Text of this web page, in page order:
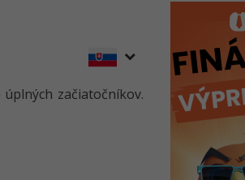
začiatočníkov.